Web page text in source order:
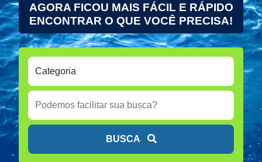
AGORA FICOU MAIS FÁCIL E RÁPIDO
ENCONTRAR O QUE VOCÊ PRECISA!
BUSCA